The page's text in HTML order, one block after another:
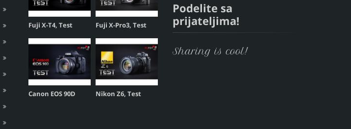
Fuji X-T4, Test Fuji X-Pro3, Test
Canon EOS 90D Nikon Z6, Test
Podelite sa
prijateljima!
Sharing is cool!